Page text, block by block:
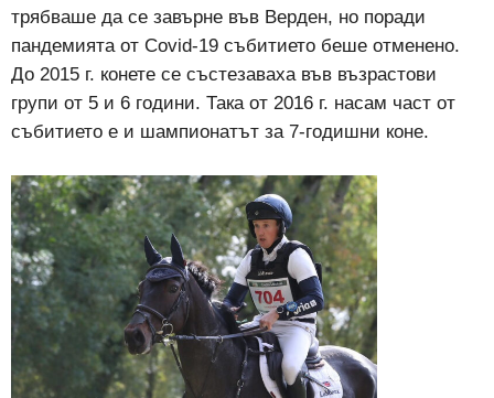
трябваше да се завърне във Верден, но поради
пандемията от Covid-19 събитието беше отменено.
До 2015 г. конете се състезаваха във възрастови
групи от 5 и 6 години. Така от 2016 г. насам част от
събитието е и шампионатът за 7-годишни коне.